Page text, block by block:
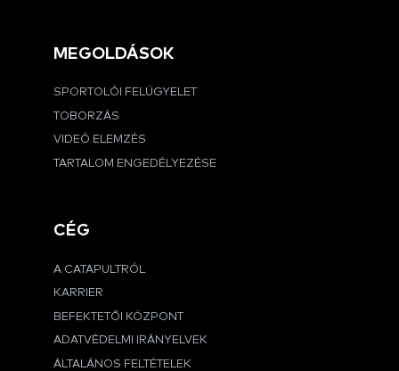
MEGOLDÁSOK
SPORTOLÓI FELÜGYELET
TOBORZÁS
VIDEÓ ELEMZÉS
TARTALOM ENGEDÉLYEZÉSE
CÉG
A CATAPULTRÓL
KARRIER
BEFEKTETŐI KÖZPONT
ADATVÉDELMI IRÁNYELVEK
ÁLTALÁNOS FELTÉTELEK